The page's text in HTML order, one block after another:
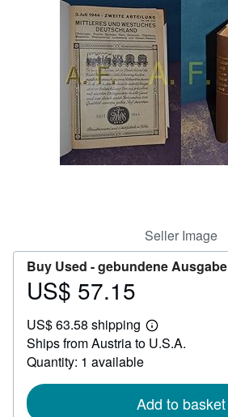
Art & Collectibles
Start Selling
CLOSE
Seller Image
Buy Used -gebundene Ausgabe
Price
57.15
US$ 57.15
US$ 63.58 shipping
Learn
more
Ships from Austria to U.S.A.
Quantity: 1 available
Add to basket